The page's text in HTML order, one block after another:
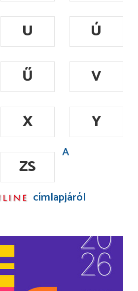
U
Ú
Ű
V
X
Y
ZS
A
címlapjáról